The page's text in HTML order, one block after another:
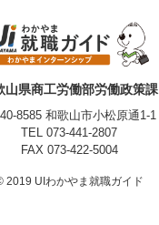
山県商工労働部労働政策課
8585 和歌山市小松原通1-1
TEL 073-441-2807
FAX 073-422-5004
2019 UIわかやま就職ガイド